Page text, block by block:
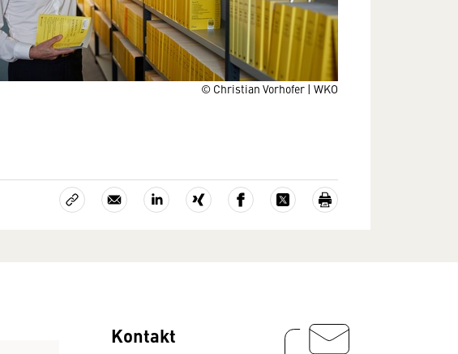
© Christian Vorhofer | WKO
Kontakt